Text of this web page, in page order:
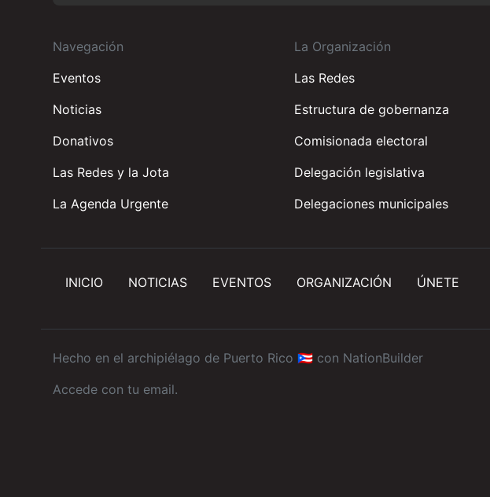
Navegación
Eventos
Noticias
Donativos
Las Redes y la Jota
La Agenda Urgente
La Organización
Las Redes
Estructura de gobernanza
Comisionada electoral
Delegación legislativa
Delegaciones municipales
INICIO NOTICIAS EVENTOS ORGANIZACIÓN ÚNETE
Hecho en el archipiélago de Puerto Rico 🇵🇷 con NationBuilder
Accede con tu email.